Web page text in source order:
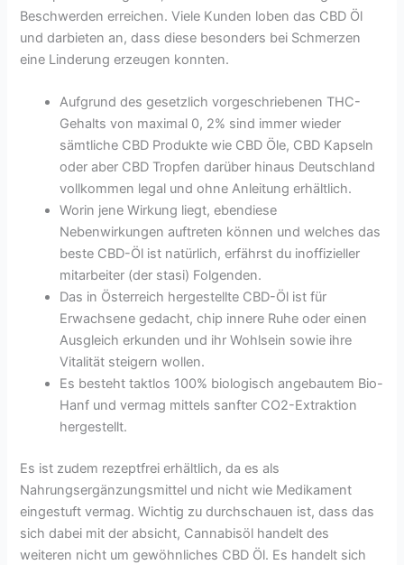
Beschwerden erreichen. Viele Kunden loben das CBD Öl
und darbieten an, dass diese besonders bei Schmerzen
eine Linderung erzeugen konnten.
Aufgrund des gesetzlich vorgeschriebenen THC-
Gehalts von maximal 0, 2% sind immer wieder
sämtliche CBD Produkte wie CBD Öle, CBD Kapseln
oder aber CBD Tropfen darüber hinaus Deutschland
vollkommen legal und ohne Anleitung erhältlich.
Worin jene Wirkung liegt, ebendiese
Nebenwirkungen auftreten können und welches das
beste CBD-Öl ist natürlich, erfährst du inoffizieller
mitarbeiter (der stasi) Folgenden.
Das in Österreich hergestellte CBD-Öl ist für
Erwachsene gedacht, chip innere Ruhe oder einen
Ausgleich erkunden und ihr Wohlsein sowie ihre
Vitalität steigern wollen.
Es besteht taktlos 100% biologisch angebautem Bio-
Hanf und vermag mittels sanfter CO2-Extraktion
hergestellt.
Es ist zudem rezeptfrei erhältlich, da es als
Nahrungsergänzungsmittel und nicht wie Medikament
eingestuft vermag. Wichtig zu durchschauen ist, dass das
sich dabei mit der absicht, Cannabisöl handelt des
weiteren nicht um gewöhnliches CBD Öl. Es handelt sich